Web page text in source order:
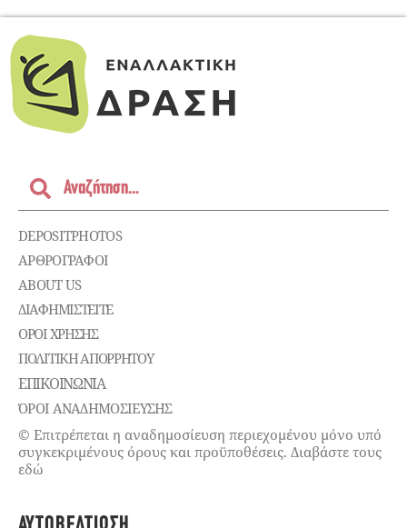
DEPOSITPHOTOS
ΑΡΘΡΟΓΡΑΦΟΙ
ABOUT US
ΔΙΑΦΗΜΙΣΤΕΊΤΕ
ΌΡΟΙ ΧΡΉΣΗΣ
ΠΟΛΙΤΙΚΉ ΑΠΟΡΡΉΤΟΥ
ΕΠΙΚΟΙΝΩΝΊΑ
ΌΡΟΙ ΑΝΑΔΗΜΟΣΙΕΥΣΗΣ
© Επιτρέπεται η αναδημοσίευση περιεχομένου μόνο υπό
συγκεκριμένους όρους και προϋποθέσεις. Διαβάστε τους
εδώ